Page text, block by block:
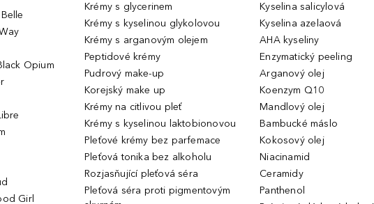
Opium
Girl
Krémy s glycerinem
Krémy s kyselinou glykolovou
Krémy s arganovým olejem
Peptidové krémy
Pudrový make-up
Korejský make up
Krémy na citlivou pleť
Krémy s kyselinou laktobionovou
Pleťové krémy bez parfemace
Pleťová tonika bez alkoholu
Rozjasňující pleťová séra
Pleťová séra proti pigmentovým
Kyselina salicylová
Kyselina azelaová
AHA kyseliny
Enzymatický peeling
Arganový olej
Koenzym Q10
Mandlový olej
Bambucké máslo
Kokosový olej
Niacinamid
Ceramidy
Panthenol